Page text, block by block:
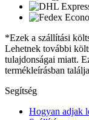
*Ezek a szállítási
Lehetnek további
tulajdonságai miatt.
termékleírásban
Segítség
Hogyan adjak